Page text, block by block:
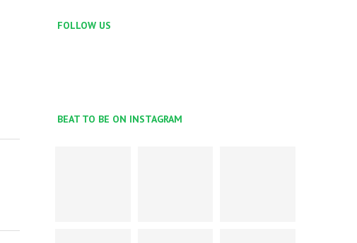
FOLLOW US
BEAT TO BE ON INSTAGRAM